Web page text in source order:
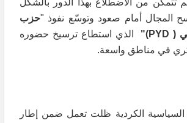
المجال أمام صعود وتوسّع نفوذ "حزب
(
PYD
)"
الذي استطاع ترسيخ حضوره
في مناطق واسعة.
الكردية ظلت تعمل ضمن إطار